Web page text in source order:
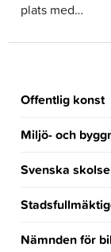
plats med…
Offentlig konst
Miljö- och
Svenska
Nämnden för